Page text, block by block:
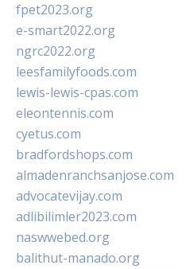
fpet2023.org
e-smart2022.org
ngrc2022.org
leesfamilyfoods.com
lewis-lewis-cpas.com
eleontennis.com
cyetus.com
bradfordshops.com
almadenranchsanjose.com
advocatevijay.com
adlibilimler2023.com
naswwebed.org
balithut-manado.org